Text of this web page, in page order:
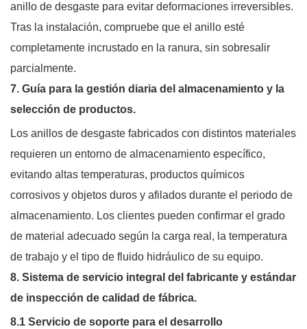
anillo de desgaste para evitar deformaciones irreversibles.
Tras la instalación, compruebe que el anillo esté
completamente incrustado en la ranura, sin sobresalir
parcialmente.
7. Guía para la gestión diaria del almacenamiento y la
selección de productos.
Los anillos de desgaste fabricados con distintos materiales
requieren un entorno de almacenamiento específico,
evitando altas temperaturas, productos químicos
corrosivos y objetos duros y afilados durante el periodo de
almacenamiento. Los clientes pueden confirmar el grado
de material adecuado según la carga real, la temperatura
de trabajo y el tipo de fluido hidráulico de su equipo.
8. Sistema de servicio integral del fabricante y estándar
de inspección de calidad de fábrica.
8.1 Servicio de soporte para el desarrollo